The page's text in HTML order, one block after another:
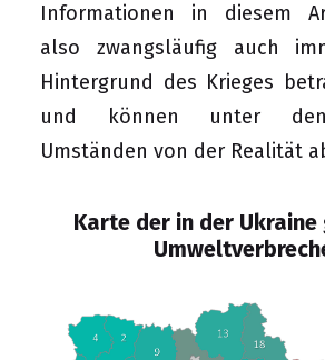
Informationen in diesem
also zwangsläufig auch
Hintergrund des Krieges
und können unter den
Umständen von der Realität
Karte der in der